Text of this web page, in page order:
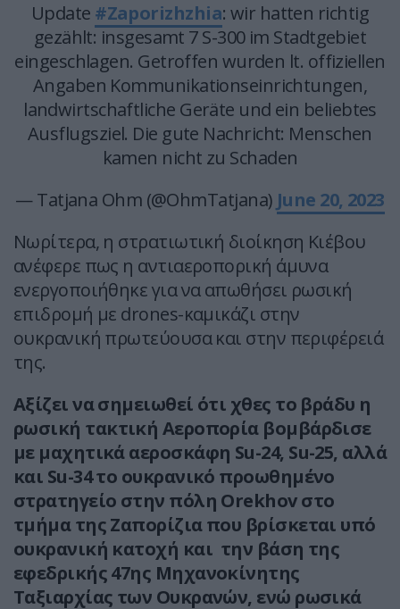
Update #Zaporizhzhia: wir hatten richtig
gezählt: insgesamt 7 S-300 im Stadtgebiet
eingeschlagen. Getroffen wurden lt. offiziellen
Angaben Kommunikationseinrichtungen,
landwirtschaftliche Geräte und ein beliebtes
Ausflugsziel. Die gute Nachricht: Menschen
kamen nicht zu Schaden
— Tatjana Ohm (@OhmTatjana) June 20, 2023
Νωρίτερα, η στρατιωτική διοίκηση Κιέβου
ανέφερε πως η αντιαεροπορική άμυνα
ενεργοποιήθηκε για να απωθήσει ρωσική
επιδρομή με drones-καμικάζι στην
ουκρανική πρωτεύουσα και στην περιφέρειά
της.
Αξίζει να σημειωθεί ότι χθες το βράδυ η
ρωσική τακτική Αεροπορία βομβάρδισε
με μαχητικά αεροσκάφη Su-24, Su-25, αλλά
και Su-34 το ουκρανικό προωθημένο
στρατηγείο στην πόλη Orekhov στο
τμήμα της Ζαπορίζια που βρίσκεται υπό
ουκρανική κατοχή και την βάση της
εφεδρικής 47ης Μηχανοκίνητης
Ταξιαρχίας των Ουκρανών, ενώ ρωσικά